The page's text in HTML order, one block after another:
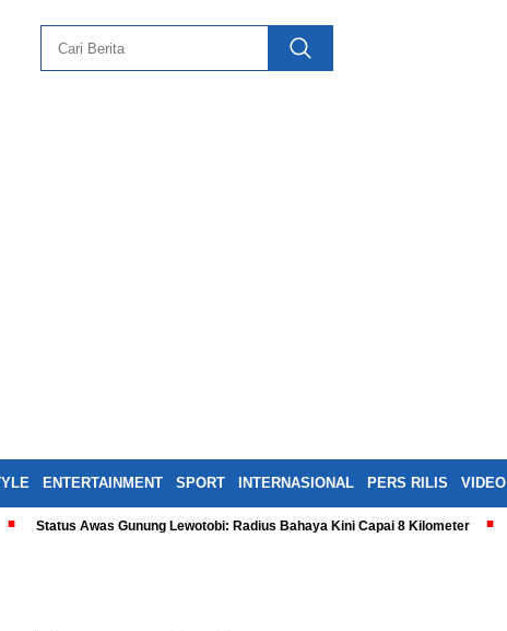
ENTERTAINMENT SPORT INTERNASIONAL PERS RILIS VIDEO
Status Awas Gunung Lewotobi: Radius Bahaya Kini Capai 8 Kilometer